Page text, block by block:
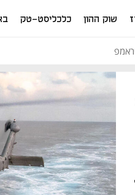
שוק ההון כלכליסט-טק